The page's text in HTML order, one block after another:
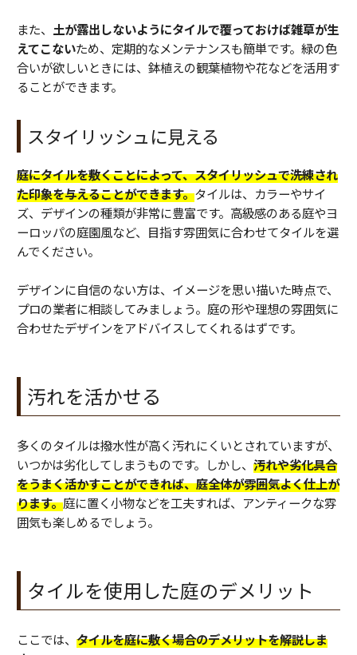
また、 土が露出しないようにタイルで覆っておけば雑草が生
えてこないため、定期的なメンテナンスも簡単です。緑の色
合いが欲しいときには、鉢植えの観葉植物や花などを活用す
ることができます。
スタイリッシュに見える
庭にタイルを敷くことによって、スタイリッシュで洗練され
た印象を与えることができます。タイルは、カラーやサイ
ズ、デザインの種類が非常に豊富です。高級感のある庭やヨ
ーロッパの庭園風など、目指す雰囲気に合わせてタイルを選
んでください。
デザインに自信のない方は、イメージを思い描いた時点で、
プロの業者に相談してみましょう。庭の形や理想の雰囲気に
合わせたデザインをアドバイスしてくれるはずです。
汚れを活かせる
多くのタイルは撥水性が高く汚れにくいとされていますが、
いつかは劣化してしまうものです。しかし、 汚れや劣化具合
をうまく活かすことができれば、庭全体が雰囲気よく仕上が
ります。庭に置く小物などを工夫すれば、アンティークな雰
囲気も楽しめるでしょう。
タイルを使用した庭のデメリット
ここでは、 タイルを庭に敷く場合のデメリットを解説しま